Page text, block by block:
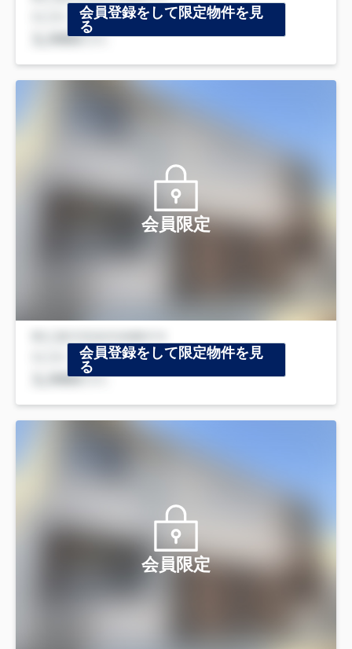
会員登録をして限定物件を見
る
会員限定
会員登録をして限定物件を見
る
会員限定